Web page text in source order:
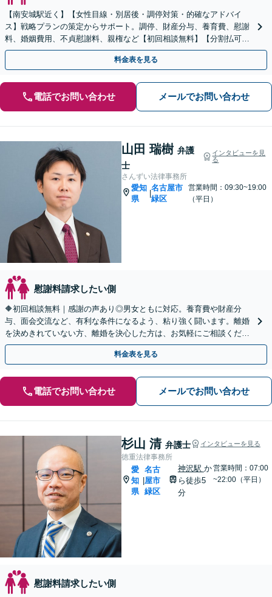
【南安城駅近く】【女性目線・別居後・調停対策・的確なアドバイ
ス】戦略プランの策定からサポート。調停、財産分与、養育費、慰謝
料、婚姻費用、不貞慰謝料、親権など【初回相談無料】【分割払可
能】
料金表を見る
電話でお問い合わせ メールでお問い合わせ
山田 瑞樹 弁護
士
インタビューを見
る
さんずい法律事務所
愛知
県
名古屋市
緑区
営業時間：09:30~19:00
（平日）
慰謝料請求したい側
🔶初回相談無料｜感謝の声あり◎男女ともに対応。養育費や財産分
与、面会交流など、有利な条件になるよう、粘り強く闘います。離婚
を決めきれていない方、離婚を決心した方は、お気軽にご相談くださ
い【休日・夜間面談OK】【駐車場あり】
料金表を見る
電話でお問い合わせ メールでお問い合わせ
杉山 清 弁護士 インタビューを見る
徳重法律事務所
愛
知
県
名古
屋市
緑区
神沢駅 か
ら徒歩5
分
営業時間：07:00
~22:00（平日）
慰謝料請求したい側